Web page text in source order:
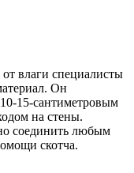
влаги специалисты
Он
15-сантиметровым
на стены.
соединить любым
скотча.